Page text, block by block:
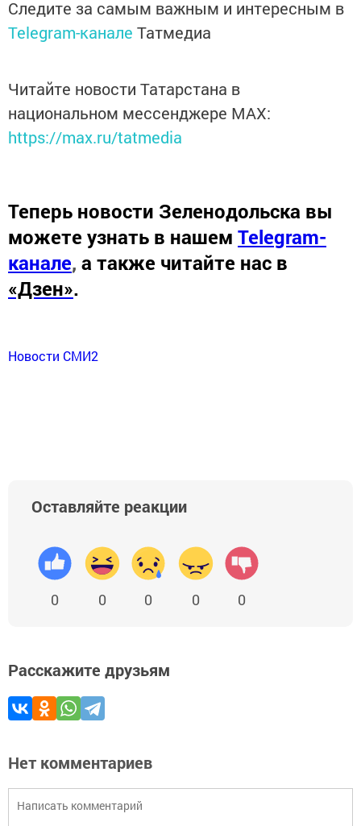
Следите за самым важным и интересным в
Telegram-канале Татмедиа
Читайте новости Татарстана в
национальном мессенджере MАХ:
https://max.ru/tatmedia
Теперь новости Зеленодольска вы
можете узнать в нашем Telegram-
канале, а также читайте нас в
«Дзен».
Новости СМИ2
Оставляйте реакции
0 0 0 0 0
Расскажите друзьям
Нет комментариев